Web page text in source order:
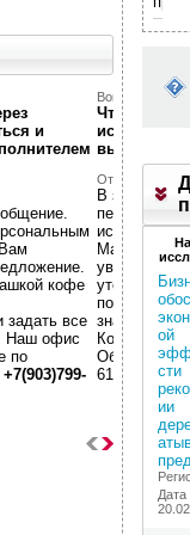
и
кофе
задать все
Наш офис
по
Вопрос:
Что
выгоды мы
Ответ:
В
перед
увидеть
уточнить
значимые
6198,
ой
сти
ии